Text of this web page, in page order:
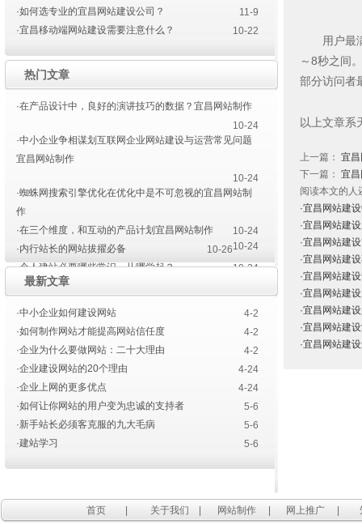
·如何选专业的宜昌网站建设公司？
11-9
·宜昌移动端网站建设需要注意什么？
10-22
热门文章
·在产品设计中，良好的演讲技巧的数据？宜昌网站制作
10-24
·中小企业争相谋划互联网企业网站建设与运营常见问题
宜昌网站制作
10-24
·蜘蛛网搜索引擎优化在优化中是不可忽视的宜昌网站制
作
10-24
·在三个维度，和互动的产品计划宜昌网站制作
10-24
·内行站长的网站拔擢必备
10-26
·个人建站必要哪些常识，从哪学起？
10-24
·宜昌网站建设设计师要点
最新文章
·中小企业如何建设网站
4-2
·如何制作网站才能提高网站信任度
4-2
·企业为什么要做网站：二十大理由
4-2
·企业建设网站的20个理由
4-24
·企业上网的更多优点
4-24
·如何让你网站的用户变为忠诚的支持者
5-6
·新手站长必须客克服的九大毛病
5-6
·建站学习
5-6
用户最满
～8秒之间
部分访问者
以上文章系
上一篇： 宜
下一篇： 宜
阅读本文的人
·宜昌网站建
·宜昌网站建
·宜昌网站建
·宜昌网站建
·宜昌网站建
·宜昌网站建
·宜昌网站建
·宜昌网站建
·宜昌网站建
首页 关于我们 网站制作 网上推广